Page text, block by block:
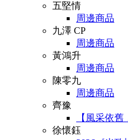
五堅情
周邊商品
九澤 CP
周邊商品
黃鴻升
周邊商品
陳零九
周邊商品
齊豫
【風采依
徐懷鈺